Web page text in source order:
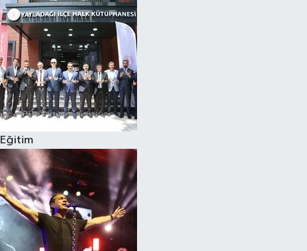
Eğitim
Spor
Teknoloji
Yaşam